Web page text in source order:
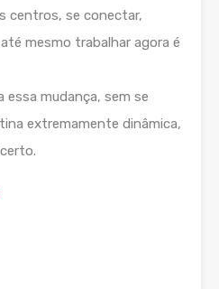
centros, se conectar,
mesmo trabalhar agora é
essa mudança, sem se
extremamente dinâmica,